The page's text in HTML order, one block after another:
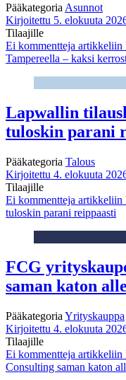
Pääkategoria Asunnot
Kirjoitettu 5. elokuuta
Tilaajille
Ei kommentteja artikkeliin
Tampereella – kaksi
Lapwallin
tuloskin parani
Pääkategoria Talous
Kirjoitettu 4. elokuuta
Tilaajille
Ei kommentteja artikkeliin
tuloskin parani reippaasti
FCG
saman katon alle
Pääkategoria Yrityskauppa
Kirjoitettu 4. elokuuta
Tilaajille
Ei kommentteja artikkeliin
Consulting saman katon